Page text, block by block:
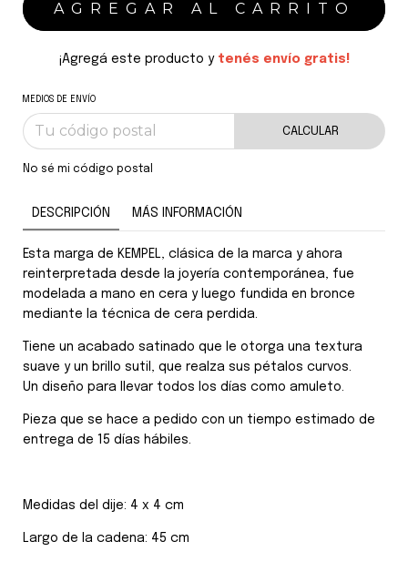
¡Agregá este producto y tenés envío gratis!
MEDIOS DE ENVÍO
CALCULAR
No sé mi código postal
DESCRIPCIÓN MÁS INFORMACIÓN
Esta marga de KEMPEL, clásica de la marca y ahora
reinterpretada desde la joyería contemporánea, fue
modelada a mano en cera y luego fundida en bronce
mediante la técnica de cera perdida.
Tiene un acabado satinado que le otorga una textura
suave y un brillo sutil, que realza sus pétalos curvos.
Un diseño para llevar todos los días como amuleto.
Pieza que se hace a pedido con un tiempo estimado de
entrega de 15 días hábiles.
Medidas del dije: 4 x 4 cm
Largo de la cadena: 45 cm